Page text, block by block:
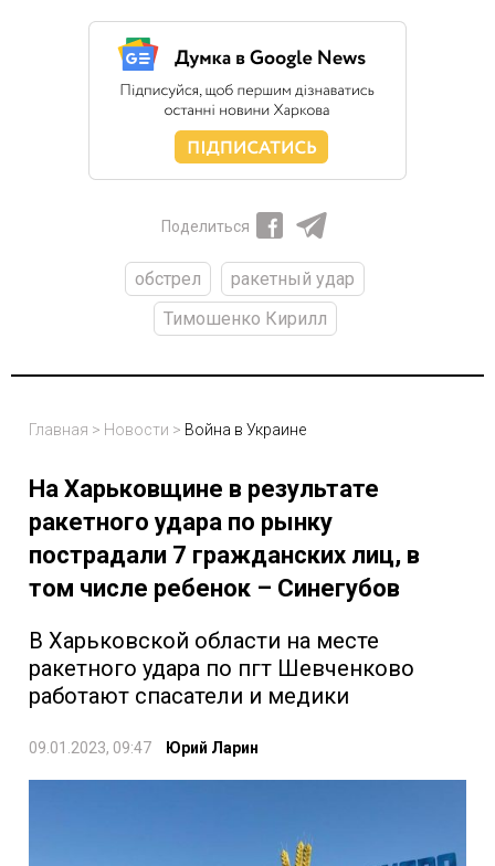
Поделиться
обстрел
ракетный удар
Тимошенко Кирилл
Главная > Новости > Война в Украине
На Харьковщине в результате
ракетного удара по рынку
пострадали 7 гражданских лиц, в
том числе ребенок – Синегубов
В Харьковской области на месте
ракетного удара по пгт Шевченково
работают спасатели и медики
09.01.2023, 09:47 Юрий Ларин